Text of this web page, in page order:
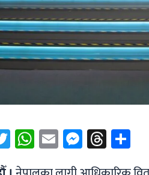
Twitter
WhatsApp
Email